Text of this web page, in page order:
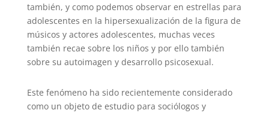
también, y como podemos observar en estrellas para
adolescentes en la hipersexualización de la figura de
músicos y actores adolescentes, muchas veces
también recae sobre los niños y por ello también
sobre su autoimagen y desarrollo psicosexual.
Este fenómeno ha sido recientemente considerado
como un objeto de estudio para sociólogos y